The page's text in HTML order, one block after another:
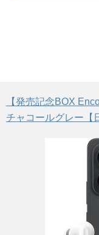
【発売記念BOX
チャコールグレー【